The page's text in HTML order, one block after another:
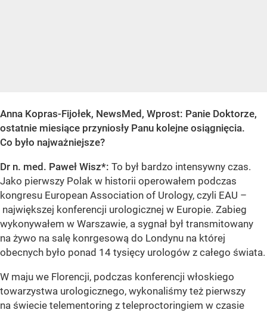
Anna Kopras-Fijołek, NewsMed, Wprost: Panie Doktorze,
ostatnie miesiące przyniosły Panu kolejne osiągnięcia.
Co było najważniejsze?
Dr n. med. Paweł Wisz*: To był bardzo intensywny czas.
Jako pierwszy Polak w historii operowałem podczas
kongresu European Association of Urology, czyli EAU –
największej konferencji urologicznej w Europie. Zabieg
wykonywałem w Warszawie, a sygnał był transmitowany
na żywo na salę konrgesową do Londynu na której
obecnych było ponad 14 tysięcy urologów z całego świata.
W maju we Florencji, podczas konferencji włoskiego
towarzystwa urologicznego, wykonaliśmy też pierwszy
na świecie telementoring z teleproctoringiem w czasie